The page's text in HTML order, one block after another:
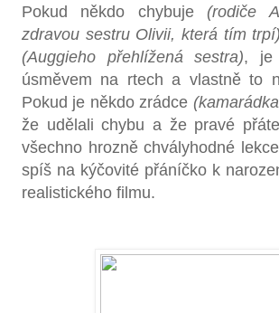
Pokud někdo chybuje (rodiče
zdravou sestru Olivii, která tím
(Auggieho přehlížená sestra), je
úsměvem na rtech a vlastně to
Pokud je někdo zrádce
že udělali chybu a že pravé
všechno hrozně chvályhodné
spíš na kýčovité přáníčko k
realistického filmu.